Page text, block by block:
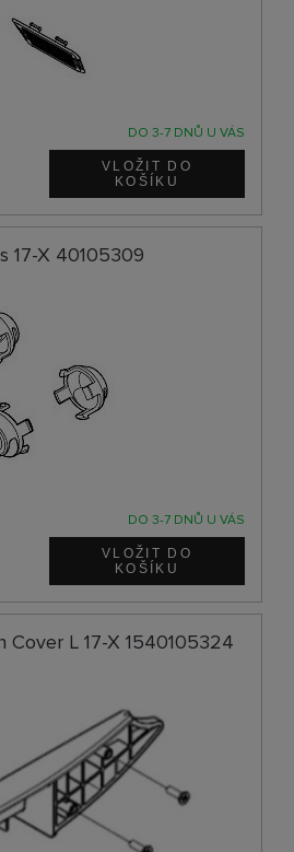
DO 3-7 DNŮ U VÁS
17-X 40105309
DO 3-7 DNŮ U VÁS
Cover L 17-X 1540105324